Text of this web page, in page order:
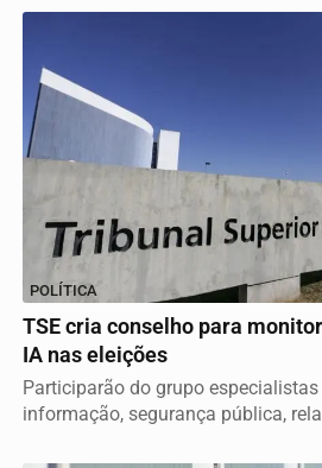
POLÍTICA
TSE cria conselho para
IA nas eleições
Participarão do grupo
informação, segurança pública,